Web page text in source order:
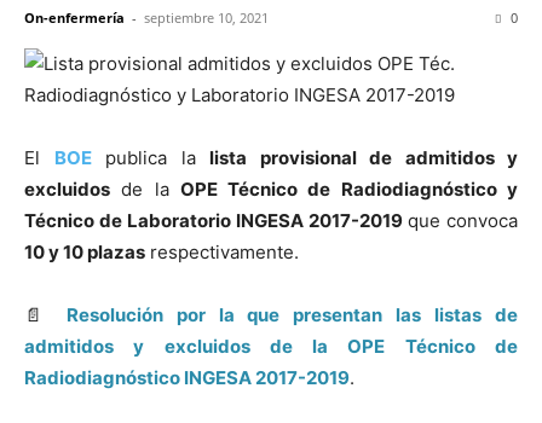
On-enfermería - septiembre 10, 2021 0
El BOEpublica la lista provisional de admitidos y
excluidos de la OPE Técnico de Radiodiagnóstico y
Técnico de Laboratorio INGESA 2017-2019 que convoca
10 y 10 plazas respectivamente.
📄 Resolución por la que presentan las listas de
admitidos y excluidos de la OPE Técnico de
Radiodiagnóstico INGESA 2017-2019.